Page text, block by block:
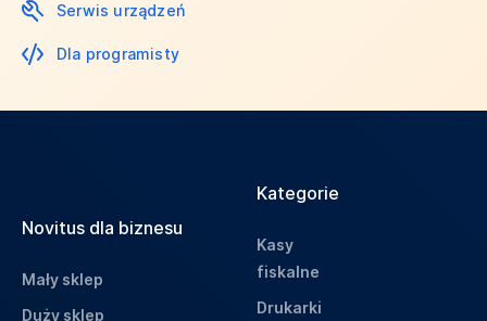
Serwis urządzeń
Dla programisty
Novitus dla biznesu
Mały sklep
Duży sklep
Kategorie
Kasy
fiskalne
Drukarki